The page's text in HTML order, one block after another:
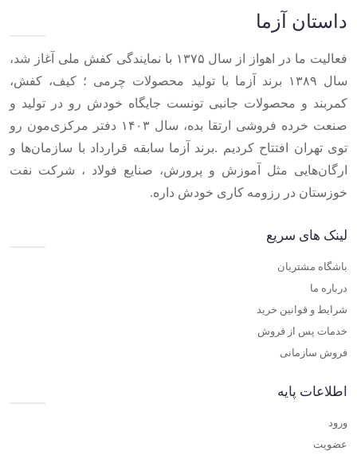
داستان آزما
فعالیت ما در اهواز از سال ۱۳۷۵ با نمایندگی کفش ملی آغاز شد،
سال ۱۳۸۹ برند آزما با تولید محصولات چرمی ؛ کیف، کفش،
کمربند و محصولات جانبی تونست جایگاه خودش رو در تولید و
صنعت خرده فروشی ارتقا بده، سال ۱۴۰۳ دفتر مرکزی‌مون رو
توی تهران افتتاح کردیم .برند آزما سابقه قرارداد با سازمان‌ها و
ارگان‌هایی مثل آموزش و پرورش، صنایع فولاد ، شرکت نفت
خوزستان در رزومه کاری خودش داره.
لینک های سریع
باشگاه مشتریان
درباره ما
شرایط و قوانین خرید
خدمات پس از فروش
فروش سازمانی
اطلاعات پایه
ورود
عضویت